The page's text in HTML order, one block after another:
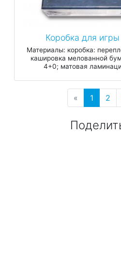
Коробка для
Материалы: коробка:
кашировка мелованной
4+0; матовая
« 1 2